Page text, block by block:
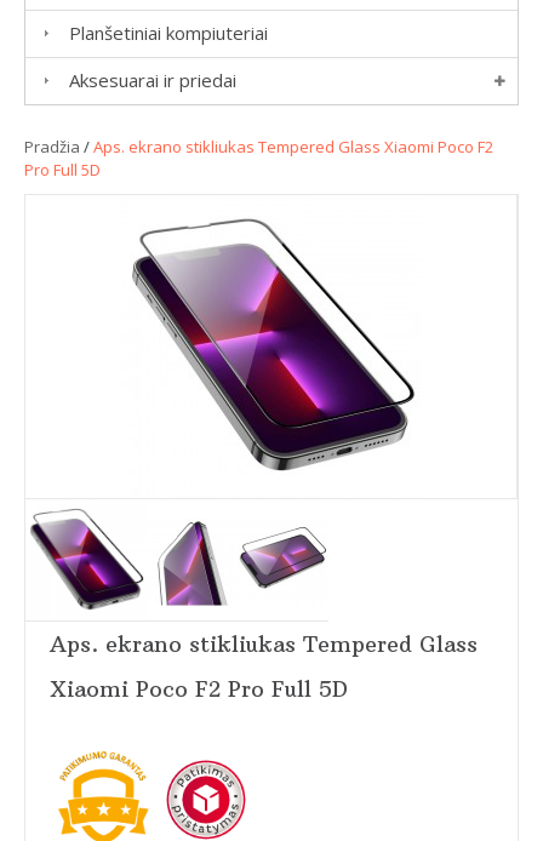
Planšetiniai kompiuteriai
Aksesuarai ir priedai
Pradžia /Aps. ekrano stikliukas Tempered Glass Xiaomi Poco F2
Pro Full 5D
Aps. ekrano stikliukas Tempered Glass
Xiaomi Poco F2 Pro Full 5D